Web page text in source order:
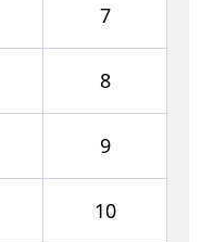
7
8
9
10